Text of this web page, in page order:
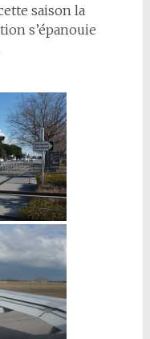
saison la
s’épanouie